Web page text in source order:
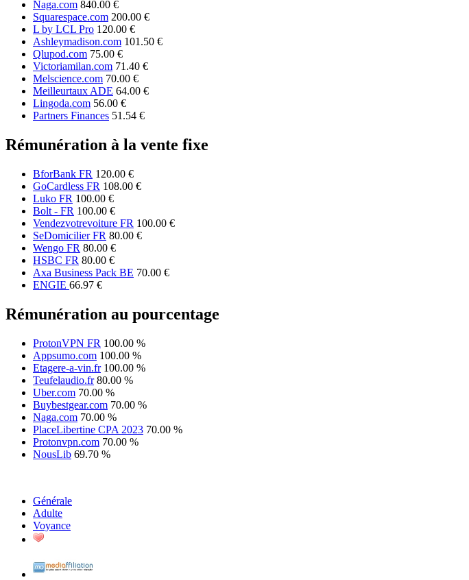
Naga.com 840.00 €
Squarespace.com 200.00 €
L by LCL Pro 120.00 €
Ashleymadison.com 101.50 €
Qlupod.com 75.00 €
Victoriamilan.com 71.40 €
Melscience.com 70.00 €
Meilleurtaux ADE 64.00 €
Lingoda.com 56.00 €
Partners Finances 51.54 €
Rémunération à la vente fixe
BforBank FR 120.00 €
GoCardless FR 108.00 €
Luko FR 100.00 €
Bolt - FR 100.00 €
Vendezvotrevoiture FR 100.00 €
SeDomicilier FR 80.00 €
Wengo FR 80.00 €
HSBC FR 80.00 €
Axa Business Pack BE 70.00 €
ENGIE 66.97 €
Rémunération au pourcentage
ProtonVPN FR 100.00 %
Appsumo.com 100.00 %
Etagere-a-vin.fr 100.00 %
Teufelaudio.fr 80.00 %
Uber.com 70.00 %
Buybestgear.com 70.00 %
Naga.com 70.00 %
PlaceLibertine CPA 2023 70.00 %
Protonvpn.com 70.00 %
NousLib 69.70 %
Générale
Adulte
Voyance